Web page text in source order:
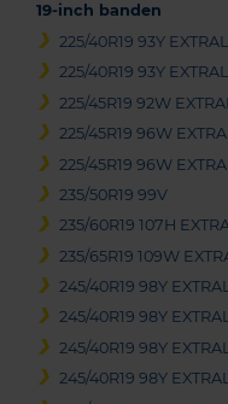
19-inch banden
225/40R19 93Y
225/40R19 93Y
225/45R19 92W
225/45R19 96W
225/45R19 96W
235/50R19 99V
235/60R19 107H
235/65R19 109W
245/40R19 98Y
245/40R19 98Y
245/40R19 98Y
245/40R19 98Y